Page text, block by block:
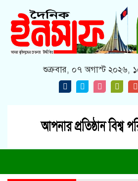
শুক্রবার, ০৭ অগাস্ট ২০২৬,